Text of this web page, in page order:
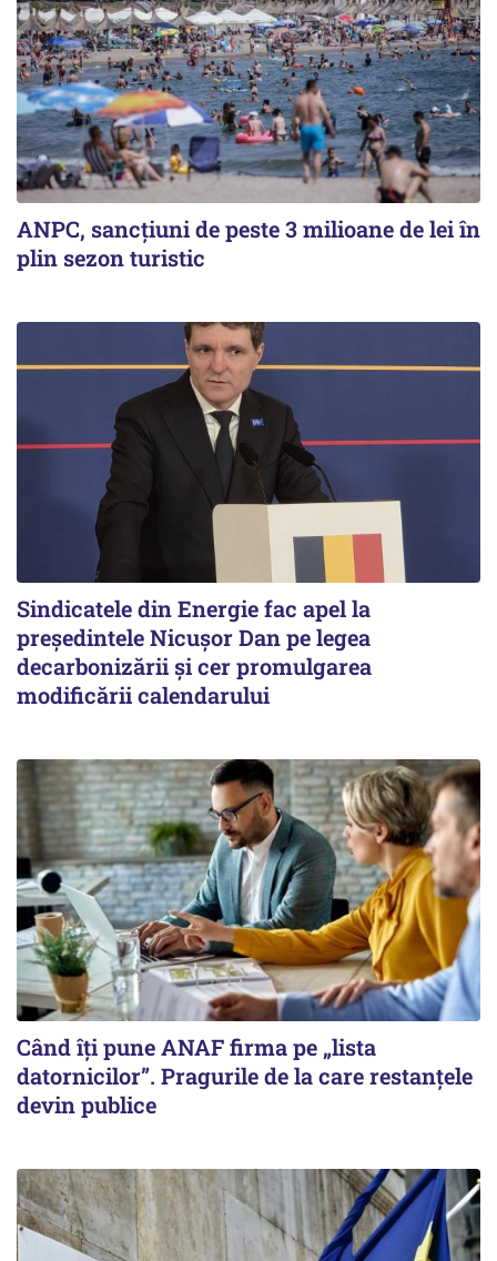
ANPC, sancțiuni de peste 3 milioane de lei în
plin sezon turistic
Sindicatele din Energie fac apel la
preşedintele Nicuşor Dan pe legea
decarbonizării şi cer promulgarea
modificării calendarului
Când îți pune ANAF firma pe „lista
datornicilor”. Pragurile de la care restanțele
devin publice